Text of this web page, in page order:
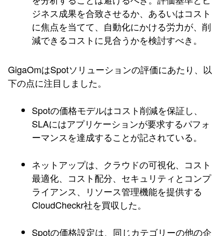
ジネス成果を合致させるか、あるいはコスト
に焦点を当てて、自動化にかける労力が、削
減できるコストに見合うかを検討すべき。
GigaOmはSpotソリューションの評価にあたり、以
下の点に注目しました。
Spotの価格モデルはコスト削減を保証し、
SLAにはアプリケーションが要求するパフォ
ーマンスを達成することが記されている。
ネットアップは、クラウドの可視化、コスト
最適化、コスト配分、セキュリティとコンプ
ライアンス、リソース管理機能を提供する
CloudCheckr社を買収した。
Spotの価格設定は、同じカテゴリーの他の企